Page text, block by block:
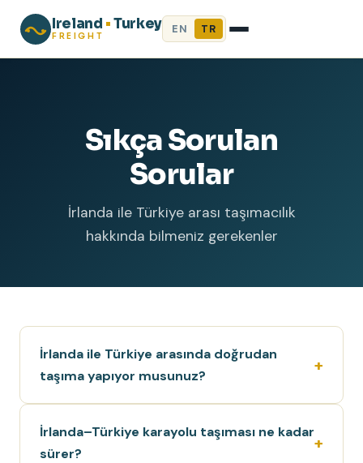
Ireland •Turkey
FREIGHT EN TR
Sıkça Sorulan
Sorular
İrlanda ile Türkiye arası taşımacılık
hakkında bilmeniz gerekenler
İrlanda ile Türkiye arasında doğrudan
taşıma yapıyor musunuz?
İrlanda–Türkiye karayolu taşıması ne kadar
sürer?